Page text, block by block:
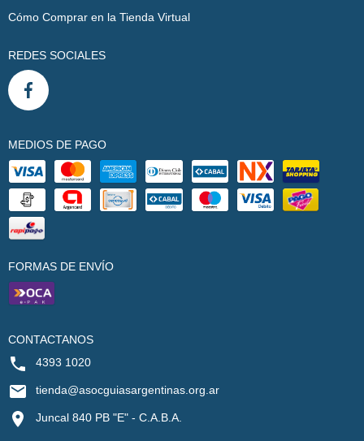
Cómo Comprar en la Tienda Virtual
REDES SOCIALES
MEDIOS DE PAGO
FORMAS DE ENVÍO
CONTACTANOS
4393 1020
tienda@asocguiasargentinas.org.ar
Juncal 840 PB "E" - C.A.B.A.